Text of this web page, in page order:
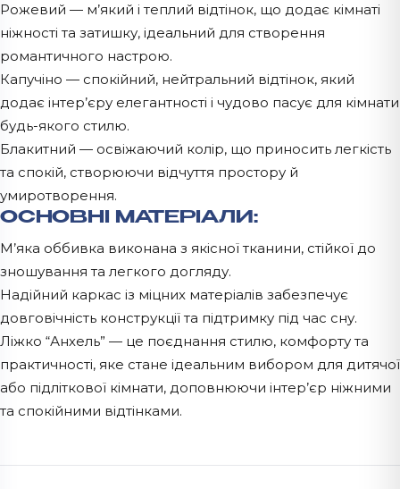
Рожевий — м’який і теплий відтінок, що додає кімнаті
ніжності та затишку, ідеальний для створення
романтичного настрою.
Капучіно — спокійний, нейтральний відтінок, який
додає інтер’єру елегантності і чудово пасує для кімнати
будь-якого стилю.
Блакитний — освіжаючий колір, що приносить легкість
та спокій, створюючи відчуття простору й
умиротворення.
ОСНОВНІ МАТЕРІАЛИ:
М’яка оббивка виконана з якісної тканини, стійкої до
зношування та легкого догляду.
Надійний каркас із міцних матеріалів забезпечує
довговічність конструкції та підтримку під час сну.
Ліжко “Анхель” — це поєднання стилю, комфорту та
практичності, яке стане ідеальним вибором для дитячої
або підліткової кімнати, доповнюючи інтер’єр ніжними
та спокійними відтінками.